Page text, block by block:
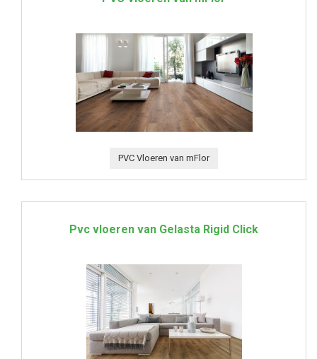
PVC Vloeren van mFlor
Pvc vloeren van Gelasta Rigid Click